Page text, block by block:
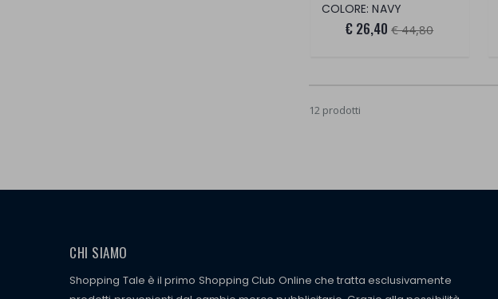
COLORE: NAVY
€ 26,40 € 44,80
12 prodotti
CHI SIAMO
Shopping Tale è il primo Shopping Club Online che tratta esclusivamente